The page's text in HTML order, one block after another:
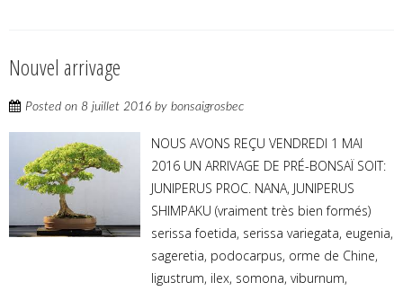
Nouvel arrivage
Posted on 8 juillet 2016 by bonsaigrosbec
NOUS AVONS REÇU VENDREDI 1 MAI
2016 UN ARRIVAGE DE PRÉ-BONSAÏ SOIT:
JUNIPERUS PROC. NANA, JUNIPERUS
SHIMPAKU (vraiment très bien formés)
serissa foetida, serissa variegata, eugenia,
sageretia, podocarpus, orme de Chine,
ligustrum, ilex, somona, viburnum,